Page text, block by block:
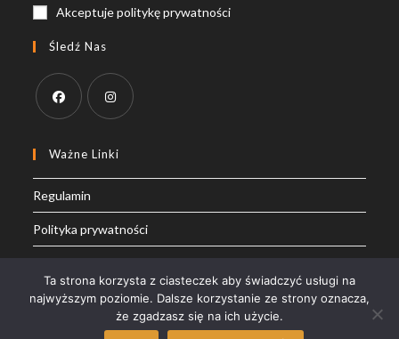
Akceptuje politykę prywatności
Śledź Nas
in
new
in
new
Ważne Linki
Regulamin
Polityka prywatności
Moje konto
Ta strona korzysta z ciasteczek aby świadczyć usługi na
najwyższym poziomie. Dalsze korzystanie ze strony oznacza,
że zgadzasz się na ich użycie.